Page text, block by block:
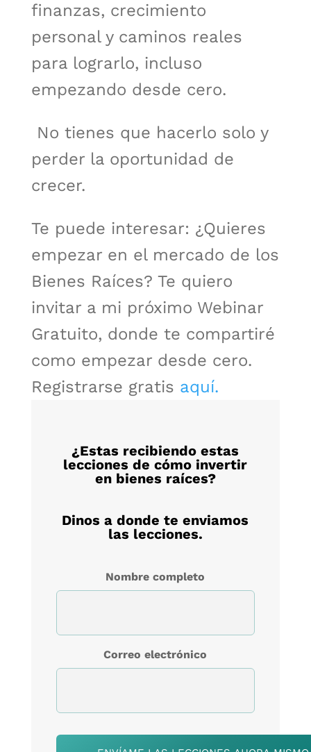
finanzas, crecimiento
personal y caminos reales
para lograrlo, incluso
empezando desde cero.
No tienes que hacerlo solo y
perder la oportunidad de
crecer.
Te puede interesar: ¿Quieres
empezar en el mercado de los
Bienes Raíces? Te quiero
invitar a mi próximo Webinar
Gratuito, donde te compartiré
como empezar desde cero.
Registrarse gratis aquí.
¿Estas recibiendo estas
lecciones de cómo invertir
en bienes raíces?
Dinos a donde te enviamos
las lecciones.
Nombre completo
Correo electrónico